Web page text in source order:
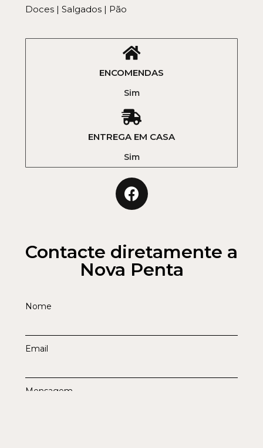
Doces | Salgados | Pão
ENCOMENDAS
Sim
ENTREGA EM CASA
Sim
Contacte diretamente a
Nova Penta
Nome
Email
Mensagem